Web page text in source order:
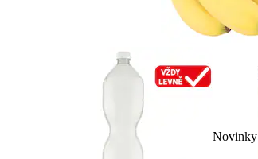
Novinky